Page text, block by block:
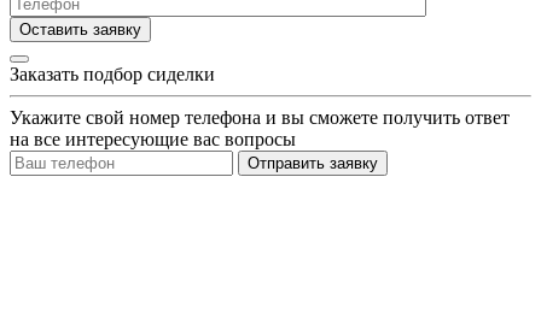
Оставить заявку
Заказать подбор сиделки
Укажите свой номер телефона и вы сможете получить ответ
на все интересующие вас вопросы
Отправить заявку